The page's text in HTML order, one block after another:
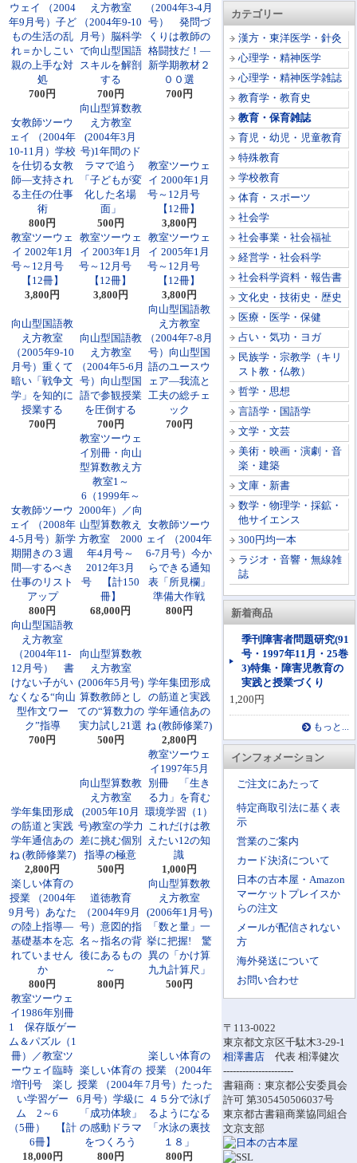
カテゴリー
漢方・東洋医学・針灸
心理学・精神医学
心理学・精神医学雑誌
教育学・教育史
教育・保育雑誌
育児・幼児・児童教育
特殊教育
学校教育
体育・スポーツ
社会学
社会事業・社会福祉
経営学・社会科学
社会科学資料・報告書
文化史・技術史・歴史
医療・医学・保健
占い・気功・ヨガ
民族学・宗教学（キリ
スト教・仏教）
哲学・思想
言語学・国語学
文学・文芸
美術・映画・演劇・音
楽・建築
文庫・新書
数学・物理学・採鉱・
他サイエンス
300円均一本
ラジオ・音響・無線雑
誌
新着商品
季刊障害者問題研究(91
号・1997年11月・25巻
3)特集・障害児教育の
実践と授業づくり
1,200円
もっと...
インフォメーション
ご注文にあたって
特定商取引法に基く表
示
営業のご案内
カード決済について
日本の古本屋・Amazon
マーケットプレイスか
らの注文
メールが配信されない
方
海外発送について
お問い合わせ
〒113-0022
東京都文京区千駄木3-29-1
相澤書店 代表 相澤健次
----------------------
書籍商：東京都公安委員会
許可 第305450506037号
東京都古書籍商業協同組合
文京支部
ウェイ （2004
年9月号）子ど
もの生活の乱
れ＝かしこい
親の上手な対
処
700円
え方教室
（2004年9-10
月号）脳科学
で向山型国語
スキルを解剖
する
700円
（2004年3-4月
号） 発問づ
くりは教師の
格闘技だ！―
新学期教材２
００選
700円
女教師ツーウ
ェイ （2004年
10-11月）学校
を仕切る女教
師―支持され
る主任の仕事
術
800円
向山型算数教
え方教室
(2004年3月
号)1年間のド
ラマで追う
「子どもが変
化した名場
面」
500円
教室ツーウェ
イ 2000年1月
号～12月号
【12冊】
3,800円
教室ツーウェ
イ 2002年1月
号～12月号
【12冊】
3,800円
教室ツーウェ
イ 2003年1月
号～12月号
【12冊】
3,800円
教室ツーウェ
イ 2005年1月
号～12月号
【12冊】
3,800円
向山型国語教
え方教室
（2005年9-10
月号）重くて
暗い「戦争文
学」を知的に
授業する
700円
向山型国語教
え方教室
（2004年5-6月
号）向山型国
語で参観授業
を圧倒する
700円
向山型国語教
え方教室
（2004年7-8月
号）向山型国
語のユースウ
ェア―我流と
工夫の総チェ
ック
700円
女教師ツーウ
ェイ （2008年
4-5月号）新学
期開きの３週
間―するべき
仕事のリスト
アップ
800円
教室ツーウェ
イ別冊・向山
型算数教え方
教室1～
6（1999年～
2000年）／向
山型算数教え
方教室 2000
年4月号～
2012年3月
号 【計150
冊】
68,000円
女教師ツーウ
ェイ （2004年
6-7月号）今か
らできる通知
表「所見欄」
準備大作戦
800円
向山型国語教
え方教室
（2004年11-
12月号） 書
けない子がい
なくなる“向山
型作文ワー
ク”指導
700円
向山型算数教
え方教室
(2006年5月号)
算数教師とし
ての“算数力の
実力試し21選
500円
学年集団形成
の筋道と実践
学年通信あの
ね (教師修業7)
2,800円
学年集団形成
の筋道と実践
学年通信あの
ね (教師修業7)
2,800円
向山型算数教
え方教室
(2005年10月
号)教室の学力
差に挑む個別
指導の極意
500円
教室ツーウェ
イ1997年5月
別冊 「生き
る力」を育む
環境学習（1）
これだけは教
えたい12の知
識
1,000円
楽しい体育の
授業 （2004年
9月号）あなた
の陸上指導―
基礎基本を忘
れていません
か
800円
道徳教育
（2004年9月
号）意図的指
名～指名の背
後にあるもの
～
800円
向山型算数教
え方教室
(2006年1月号)
「数と量」一
挙に把握! 驚
異の「かけ算
九九計算尺」
500円
教室ツーウェ
イ1986年別冊
1 保存版ゲー
ム＆パズル（1
冊）／教室ツ
ーウェイ臨時
増刊号 楽し
い学習ゲー
ム 2～6
（5冊） 【計
6冊】
18,000円
楽しい体育の
授業 （2004年
6月号）学級に
「成功体験」
の感動ドラマ
をつくろう
800円
楽しい体育の
授業 （2004年
7月号）たった
４５分で泳げ
るようになる
「水泳の裏技
１８」
800円